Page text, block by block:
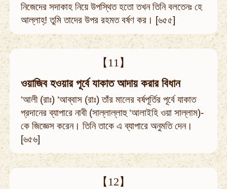
নিজেদের সদাকাহ নিয়ে উপস্থিত হতো তখন তিনি বলতেনঃ হে
আল্লাহ্‌! তুমি তাদের উপর রহমত বর্ষণ কর। [৬৫৫]
【11】
ওয়াজিব হওয়ার পূর্বে যাকাত আদায় করার বিধান
‘আলী (রাঃ) ‘আব্বাস (রাঃ) তাঁর মালের বর্ষপূর্তির পূর্বে যাকাত
প্রদানের ব্যাপারে নাবী (সাল্লাল্লাহু ‘আলাইহি ওয়া সাল্লাম)-
কে জিজ্ঞেস করেন। তিনি তাকে এ ব্যাপারে অনুমতি দেন।
[৬৫৬]
【12】